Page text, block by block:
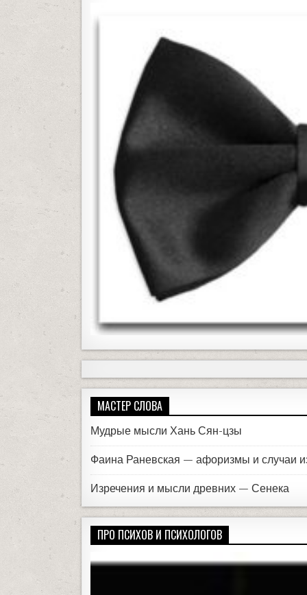
МАСТЕР СЛОВА
Мудрые мысли Хань Сян-цзы
Фаина Раневская — афоризмы и случаи
Изречения и мысли древних — Сенека
ПРО ПСИХОВ И ПСИХОЛОГОВ